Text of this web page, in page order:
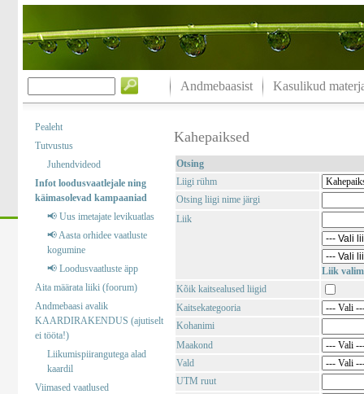
Andmebaasist Kasulikud
Pealeht
Tutvustus
Juhendvideod
Infot loodusvaatlejale ning
käimasolevad kampaaniad
📢 Uus imetajate levikuatlas
📢 Aasta orhidee vaatluste
kogumine
📢 Loodusvaatluste äpp
Aita määrata liiki (foorum)
Andmebaasi avalik
KAARDIRAKENDUS (ajutiselt
ei tööta!)
Liikumispiirangutega alad
kaardil
Viimased vaatlused
Kahepaiksed
Otsing
Liigi rühm
Otsing liigi nime järgi
Liik
Liik
Kõik kaitsealused liigid
Kaitsekategooria
Kohanimi
Maakond
Vald
UTM ruut